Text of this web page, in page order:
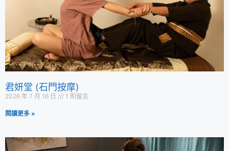
君妍堂 (石門按摩)
2026 年 7 月 16 日 1 則留言
閱讀更多 »